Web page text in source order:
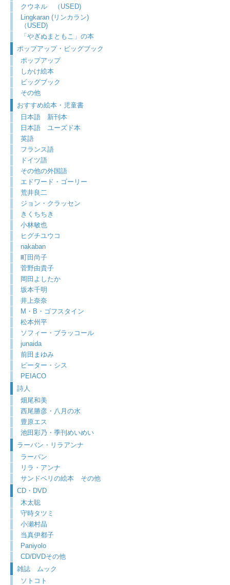
クウネル （USED)
Lingkaran (リンカラン)
（USED)
「やぎぬまともこ」の本
ポップアップ・ビッグブック
ポップアップ
しかけ絵本
ビッグブック
その他
おすすめ絵本・児童書
日本語 新刊本
日本語 ユーズド本
英語
フランス語
ドイツ語
その他の外国語
エドワード・ゴーリー
荒井良二
ジョン・クラッセン
きくちちき
小林敏也
ヒグチユウコ
nakaban
町田尚子
菅野由貴子
岡田よしたか
坂本千明
井上奈奈
M・B・ゴフスタイン
松本州平
ソフィー・ブラッコール
junaida
前田まゆみ
ピーター・シス
PEIACO
詩人
畑尾和美
西尾勝彦・八月の水
豊原エス
池田彩乃・季刊めいめい
ラーバン・リラアンナ
ラーバン
リラ・アンナ
サンドベリの絵本 その他
CD・DVD
木太聡
守時タツミ
小瀬村晶
当真伊都子
Paniyolo
CD/DVDその他
雑誌 ムック
ソトコト